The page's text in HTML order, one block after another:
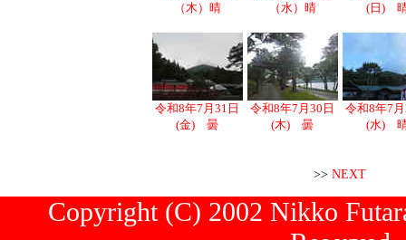
（木）晴
（水）晴
(日)
令和8年7月31日
(金) 曇
令和8年7月30日
(木) 曇
令和8年7
(水)
>> NEXT
Copyright (C) 2002 Nikko